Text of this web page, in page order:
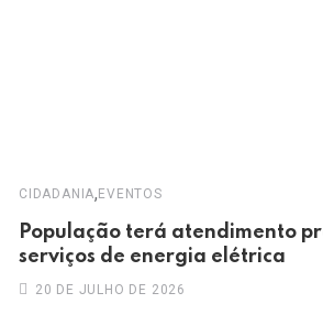
CIDADANIA, EVENTOS
População terá atendimento
serviços de energia elétrica
20 DE JULHO DE 2026